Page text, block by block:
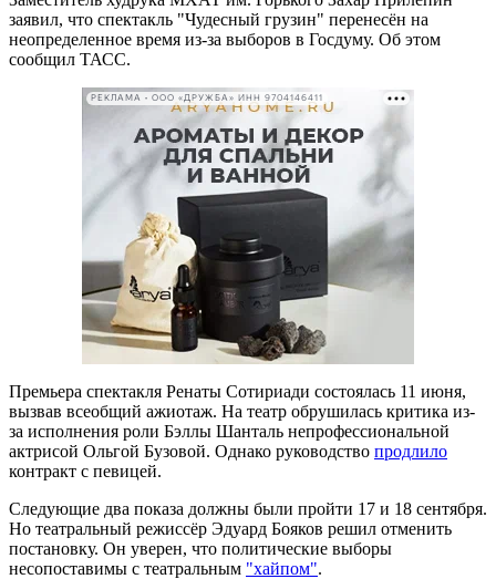
заявил, что спектакль "Чудесный грузин" перенесён на
неопределенное время из-за выборов в Госдуму. Об этом
сообщил ТАСС.
РЕКЛАМА • ООО «ДРУЖБА» ИНН 9704146411
Премьера спектакля Ренаты Сотириади состоялась 11 июня,
вызвав всеобщий ажиотаж. На театр обрушилась критика из-
за исполнения роли Бэллы Шанталь непрофессиональной
актрисой Ольгой Бузовой. Однако руководство продлило
контракт с певицей.
Следующие два показа должны были пройти 17 и 18 сентября.
Но театральный режиссёр Эдуард Бояков решил отменить
постановку. Он уверен, что политические выборы
несопоставимы с театральным "хайпом".